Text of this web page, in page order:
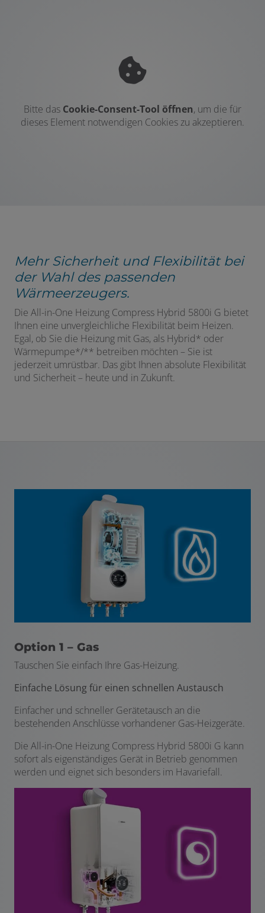
Bitte das Cookie-Consent-Tool öffnen, um die für
dieses Element notwendigen Cookies zu akzeptieren.
Mehr Sicherheit und Flexibilität bei
der Wahl des passenden
Wärmeerzeugers.
Die All-in-One Heizung Compress Hybrid 5800i G bietet
Ihnen eine unvergleichliche Flexibilität beim Heizen.
Egal, ob Sie die Heizung mit Gas, als Hybrid* oder
Wärmepumpe*/** betreiben möchten – Sie ist
jederzeit umrüstbar. Das gibt Ihnen absolute Flexibilität
und Sicherheit – heute und in Zukunft.
Option 1 – Gas
Tauschen Sie einfach Ihre Gas-Heizung.
Einfache Lösung für einen schnellen Austausch
Einfacher und schneller Gerätetausch an die
bestehenden Anschlüsse vorhandener Gas-Heizgeräte.
Die All-in-One Heizung Compress Hybrid 5800i G kann
sofort als eigenständiges Gerät in Betrieb genommen
werden und eignet sich besonders im Havariefall.